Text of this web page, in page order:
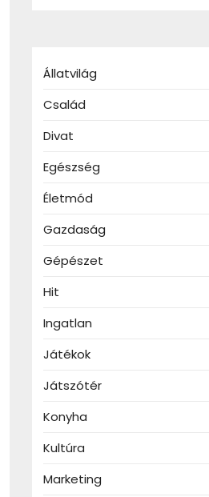
Állatvilág
Család
Divat
Egészség
Életmód
Gazdaság
Gépészet
Hit
Ingatlan
Játékok
Játszótér
Konyha
Kultúra
Marketing